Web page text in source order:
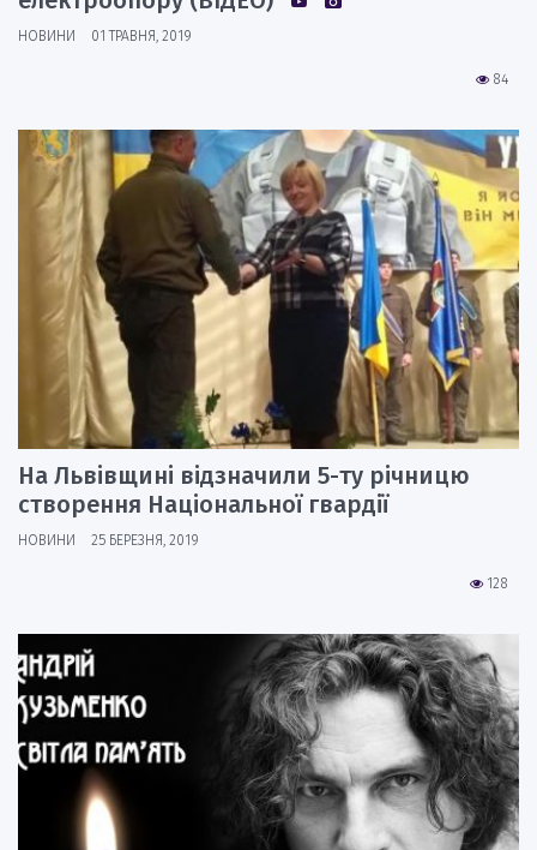
НОВИНИ 01 ТРАВНЯ, 2019
84
На Львівщині відзначили 5-ту річницю
створення Національної гвардії
НОВИНИ 25 БЕРЕЗНЯ, 2019
128